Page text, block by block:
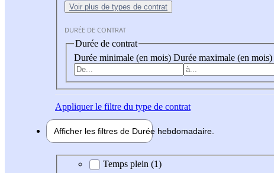
Voir plus de types de contrat
DURÉE DE CONTRAT
Durée de contrat
Durée minimale (en mois) Durée maximale (en mois)
Appliquerle filtre du type de contrat
Afficher les filtres de Durée hebdomadaire
Durée hebdomadaire
Temps plein (1)